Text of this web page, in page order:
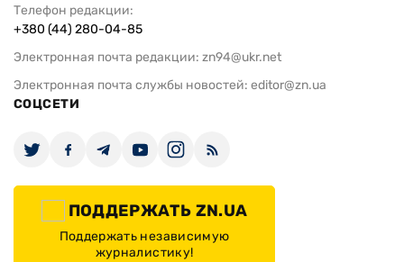
Телефон редакции:
+380 (44) 280-04-85
Электронная почта редакции: zn94@ukr.net
Электронная почта службы новостей: editor@zn.ua
СОЦСЕТИ
ПОДДЕРЖАТЬ ZN.UA
Поддержать независимую
журналистику!